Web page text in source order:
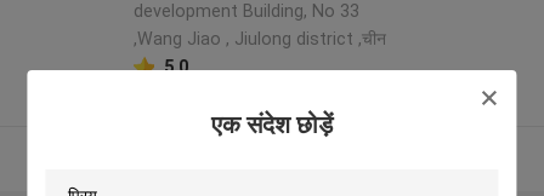
एक संदेश छोड़ें
development Building, No 33
,Wang Jiao , Jiulong district ,चीन
5.0